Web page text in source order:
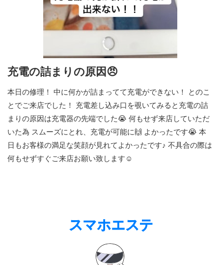
充電の詰まりの原因😠
本日の修理！ 中に何かが詰まってて充電ができない！ とのこ
とでご来店でした！ 充電差し込み口を覗いてみると充電の詰
まりの原因は充電器の先端でした😭 何もせず来店していただ
いた為 スムーズにとれ、充電が可能に🙌 よかったです😭 本
日もお客様の満足な笑顔が見れてよかったです♪ 不具合の際は
何もせずすぐご来店お願い致します☺️